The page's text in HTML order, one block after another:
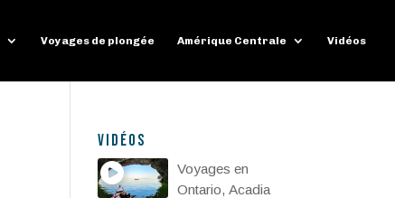
Voyages de plongée Amérique Centrale Vidéos
Vidéos
Voyages en
Ontario, Acadia